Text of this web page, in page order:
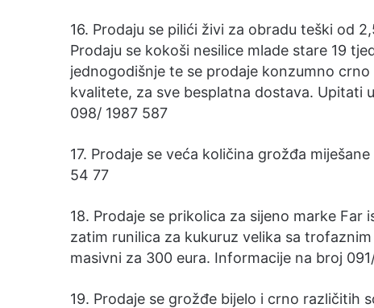
16. Prodaju se pilići živi za obradu teški od
Prodaju se kokoši nesilice mlade stare 19
jednogodišnje te se prodaje konzumno
kvalitete, za sve besplatna dostava. Upitati
098/ 1987 587
17. Prodaje se veća količina grožđa
54 77
18. Prodaje se prikolica za sijeno marke
zatim runilica za kukuruz velika sa
masivni za 300 eura. Informacije na broj
19. Prodaje se grožđe bijelo i crno različitih